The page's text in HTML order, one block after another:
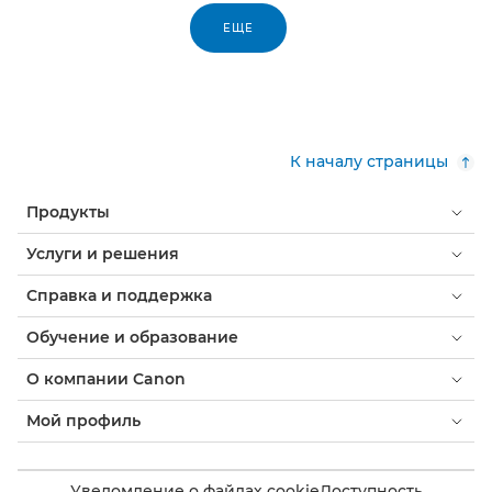
ЕЩЕ
К началу страницы
Продукты
Услуги и решения
Справка и поддержка
Обучение и образование
О компании Canon
Мой профиль